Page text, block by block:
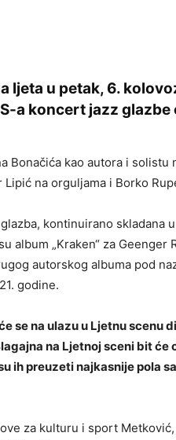
ljeta u petak, 6.
a koncert jazz
Bonačića kao autora i solistu
na orguljama i Borko
kontinuirano skladana
album „Kraken“ za Geenger
autorskog albuma pod
godine.
se na ulazu u Ljetnu scenu
na Ljetnoj sceni bit će
ih preuzeti najkasnije pola
za kulturu i sport